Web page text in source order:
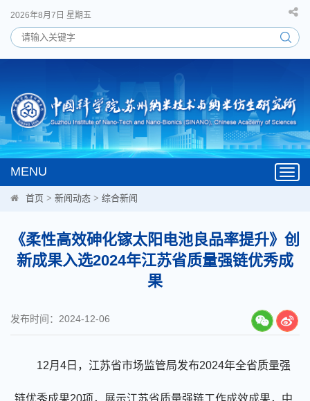
2026年8月7日 星期五
MENU
首页 > 新闻动态 > 综合新闻
《柔性高效砷化镓太阳电池良品率提升》创
新成果入选2024年江苏省质量强链优秀成
果
发布时间：2024-12-06
12月4日，江苏省市场监管局发布2024年全省质量强
链优秀成果20项，展示江苏省质量强链工作成效成果，中